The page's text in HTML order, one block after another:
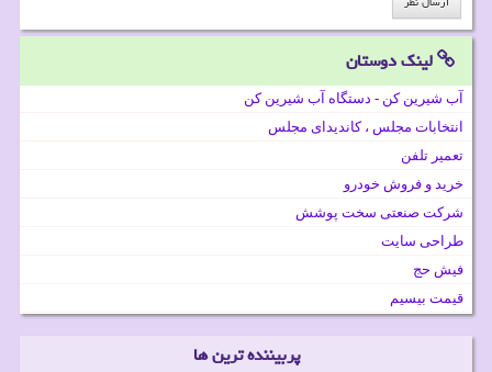
لینک دوستان
آب شیرین کن - دستگاه آب شیرین کن
انتخابات مجلس ، کاندیدای مجلس
تعمیر تلفن
خرید و فروش خودرو
شرکت صنعتی سخت پوشش
طراحی سایت
فیش حج
قیمت بیسیم
پربیننده ترین ها